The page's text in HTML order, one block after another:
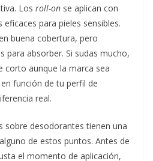
Los roll-on se aplican con
para pieles sensibles.
buena cobertura, pero
para absorber. Si sudas mucho,
corto aunque la marca sea
función de tu perfil de
real.
sobre desodorantes tienen una
de estos puntos. Antes de
el momento de aplicación,